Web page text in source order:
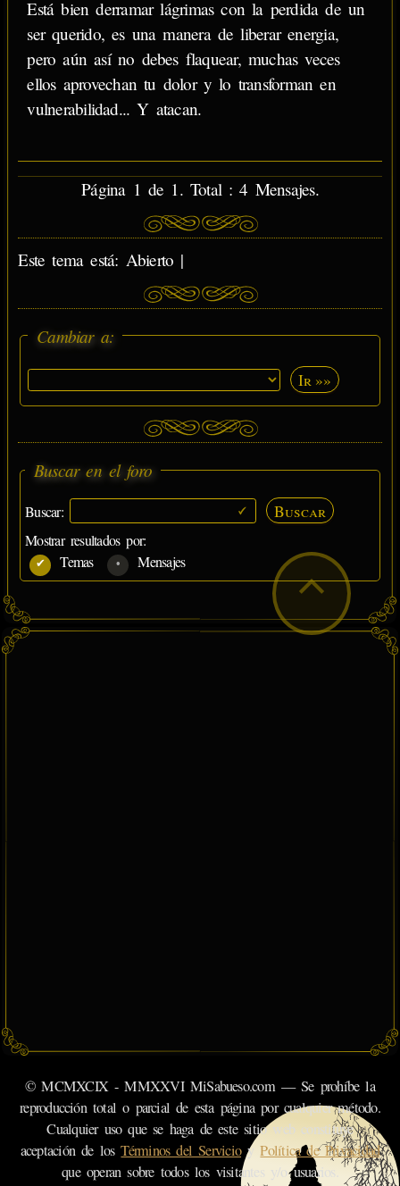
Está bien derramar lágrimas con la perdida de un
ser querido, es una manera de liberar energia,
pero aún así no debes flaquear, muchas veces
ellos aprovechan tu dolor y lo transforman en
vulnerabilidad... Y atacan.
Página 1 de 1. Total : 4 Mensajes.
Este tema está: Abierto |
Cambiar a:
Ir »»
Buscar en el foro
Buscar: Buscar
Mostrar resultados por:
Temas
Mensajes
© MCMXCIX - MMXXVI MiSabueso.com — Se prohíbe la
reproducción total o parcial de esta página por cualquier método.
Cualquier uso que se haga de este sitio web constituye
aceptación de losTérminos del ServicioyPolítica de Privacidad
que operan sobre todos los visitantes y/o usuarios.